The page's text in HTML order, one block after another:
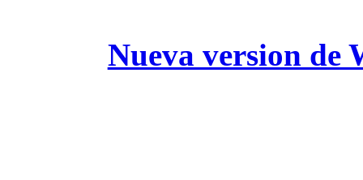
Nueva version de